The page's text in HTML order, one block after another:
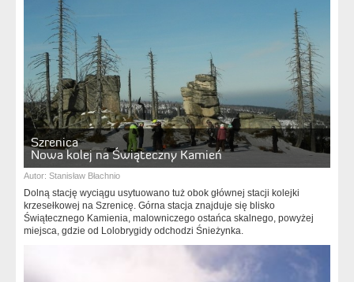
Szrenica
Nowa kolej na Świąteczny Kamień
Autor: Stanisław Błachnio
Dolną stację wyciągu usytuowano tuż obok głównej stacji kolejki
krzesełkowej na Szrenicę. Górna stacja znajduje się blisko
Świątecznego Kamienia, malowniczego ostańca skalnego, powyżej
miejsca, gdzie od Lolobrygidy odchodzi Śnieżynka.